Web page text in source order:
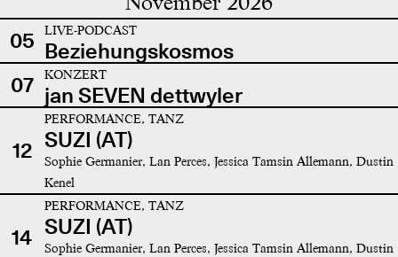
05 LIVE-PODCAST
Beziehungskosmos
07
KONZERT
jan SEVEN dettwyler
12
PERFORMANCE, TANZ
SUZI (AT)
Sophie Germanier, Lan Perces, Jessica Tamsin Allemann, Dustin
Kenel
14
PERFORMANCE, TANZ
SUZI (AT)
Sophie Germanier, Lan Perces, Jessica Tamsin Allemann, Dustin